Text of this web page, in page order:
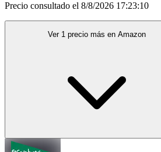
Precio consultado el 8/8/2026 17:23:10
Ver 1 precio más en Amazon